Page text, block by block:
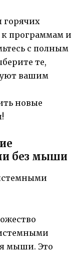
горячих
к программам и
с полным
те,
вашим
новые
без мыши
мыши. Это